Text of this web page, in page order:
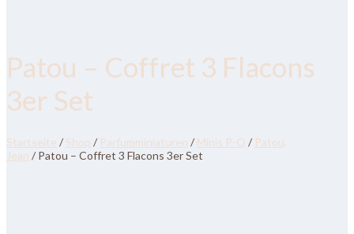
Patou – Coffret 3 Flacons
3er Set
Startseite / Shop / Parfumminiaturen / Minis P-Q / Patou,
Jean / Patou – Coffret 3 Flacons 3er Set